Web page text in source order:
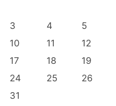
3
4 5
10
11 12
17
18 19
24
25 26
31